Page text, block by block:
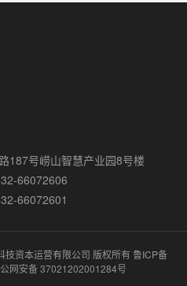
187号崂山智慧产业园8号楼
66072606
66072601
资本运营有限公司 版权所有 鲁ICP备
网安备 37021202001284号